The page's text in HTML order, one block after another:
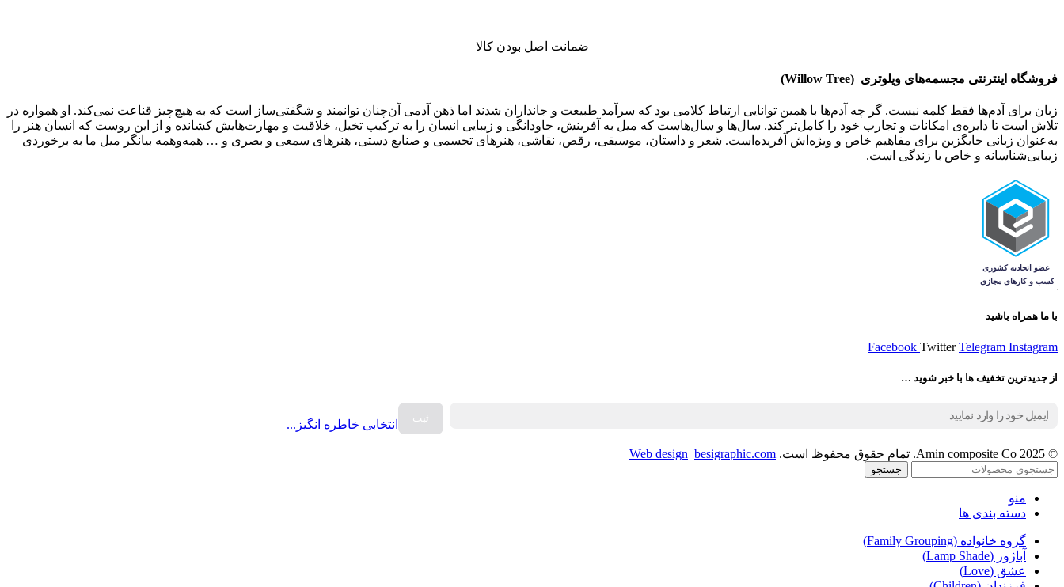
ضمانت اصل بودن کالا
فروشگاه اینترنتی مجسمه‌های ویلوتری (Willow Tree
)
زبان برای آدم‌ها فقط کلمه نیست. گر چه آدم‌ها با همین توانایی ارتباط کلامی بود که سرآمد طبیعت و جانداران شدند اما ذهن آدمی آن‌چنان توانمند و شگفتی‌ساز است که به هیچ‌چیز قناعت نمی‌کند. او همواره در
تلاش است تا دایره‌ی امکانات و تجارب خود را کامل‌تر کند. سال‌ها و سال‌هاست که میل به آفرینش، جاودانگی و زیبایی انسان را به ترکیب تخیل، خلاقیت و مهارت‌هایش کشانده و از این روست که انسان هنر را
به‌عنوان زبانی جایگزین برای مفاهیم خاص و ویژ‌ه‌اش آفریده‌است. شعر و داستان، موسیقی، رقص، نقاشی، هنرهای تجسمی و صنایع دستی، هنرهای سمعی و بصری و … همه‌وهمه بیانگر میل ما به برخوردی
زیبایی‌شناسانه و خاص با زندگی است.
با ما همراه باشید
Facebook Twitter Telegram Instagram
از جدیدترین تخفیف ها با خبر شوید …
انتخابی خاطره انگیز...
© 2025 Amin composite Co. تمام حقوق محفوظ است. Web design besigraphic.com
جستجو
منو
دسته بندی ها
گروه خانواده (Family Grouping)
آباژور (Lamp Shade)
عشق (Love)